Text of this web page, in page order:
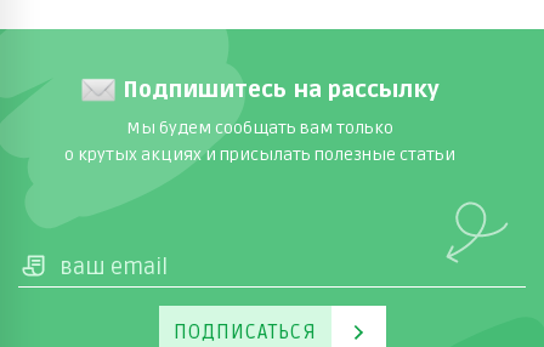
Подпишитесь на рассылку
Мы будем сообщать вам только
о крутых акциях и присылать полезные статьи
ПОДПИСАТЬСЯ